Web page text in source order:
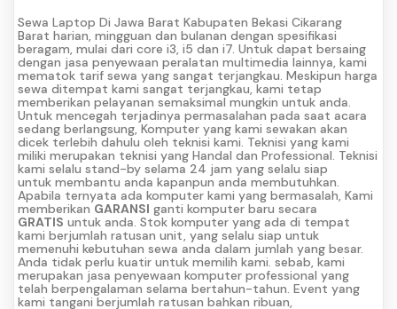
Sewa Laptop Di Jawa Barat Kabupaten Bekasi Cikarang
Barat harian, mingguan dan bulanan dengan spesifikasi
beragam, mulai dari core i3, i5 dan i7. Untuk dapat bersaing
dengan jasa penyewaan peralatan multimedia lainnya, kami
mematok tarif sewa yang sangat terjangkau. Meskipun harga
sewa ditempat kami sangat terjangkau, kami tetap
memberikan pelayanan semaksimal mungkin untuk anda.
Untuk mencegah terjadinya permasalahan pada saat acara
sedang berlangsung, Komputer yang kami sewakan akan
dicek terlebih dahulu oleh teknisi kami. Teknisi yang kami
miliki merupakan teknisi yang Handal dan Professional. Teknisi
kami selalu stand-by selama 24 jam yang selalu siap
untuk membantu anda kapanpun anda membutuhkan.
Apabila ternyata ada komputer kami yang bermasalah, Kami
memberikan GARANSI ganti komputer baru secara
GRATIS untuk anda. Stok komputer yang ada di tempat
kami berjumlah ratusan unit, yang selalu siap untuk
memenuhi kebutuhan sewa anda dalam jumlah yang besar.
Anda tidak perlu kuatir untuk memilih kami. sebab, kami
merupakan jasa penyewaan komputer professional yang
telah berpengalaman selama bertahun-tahun. Event yang
kami tangani berjumlah ratusan bahkan ribuan,